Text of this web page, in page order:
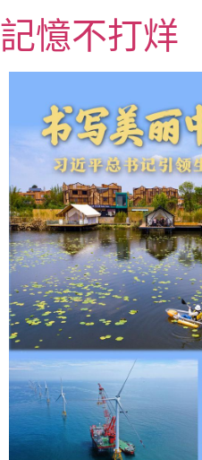
至
主
要
記憶不打烊